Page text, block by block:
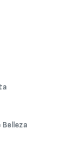
Belleza